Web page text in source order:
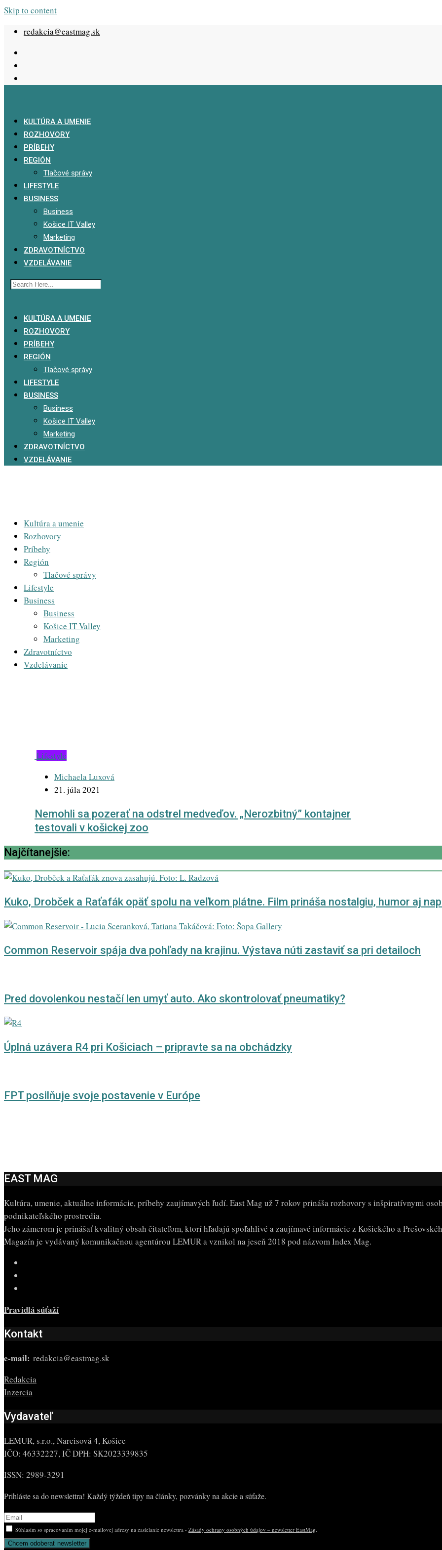
Skip to content
redakcia@eastmag.sk
KULTÚRA A UMENIE
ROZHOVORY
PRÍBEHY
REGIÓN
Tlačové správy
LIFESTYLE
BUSINESS
Business
Košice IT Valley
Marketing
ZDRAVOTNÍCTVO
VZDELÁVANIE
KULTÚRA A UMENIE
ROZHOVORY
PRÍBEHY
REGIÓN
Tlačové správy
LIFESTYLE
BUSINESS
Business
Košice IT Valley
Marketing
ZDRAVOTNÍCTVO
VZDELÁVANIE
Kultúra a umenie
Rozhovory
Príbehy
Región
Tlačové správy
Lifestyle
Business
Business
Košice IT Valley
Marketing
Zdravotníctvo
Vzdelávanie
Lifestyle
Michaela Luxová
21. júla 2021
Nemohli sa pozerať na odstrel medveďov. „Nerozbitný” kontajner
testovali v košickej zoo
Najčítanejšie:
Kuko, Drobček a Raťafák opäť spolu na veľkom plátne. Film prináša nostalgiu, humor aj
Common Reservoir spája dva pohľady na krajinu. Výstava núti zastaviť sa pri detailoch
Pred dovolenkou nestačí len umyť auto. Ako skontrolovať pneumatiky?
Úplná uzávera R4 pri Košiciach – pripravte sa na obchádzky
FPT posilňuje svoje postavenie v Európe
EAST MAG
Kultúra, umenie, aktuálne informácie, príbehy zaujímavých ľudí. East Mag už 7 rokov prináša rozhovory s inšpiratívnymi
podnikateľského prostredia.
Jeho zámerom je prinášať kvalitný obsah čitateľom, ktorí hľadajú spoľahlivé a zaujímavé informácie z Košického a
Magazín je vydávaný komunikačnou agentúrou LEMUR a vznikol na jeseň 2018 pod názvom Index Mag.
Pravidlá súťaží
Kontakt
e-mail: redakcia@eastmag.sk
Redakcia
Inzercia
Vydavateľ
LEMUR, s.r.o., Narcisová 4, Košice
IČO: 46332227, IČ DPH: SK2023339835
ISSN: 2989-3291
Prihláste sa do newslettra! Každý týždeň tipy na články, pozvánky na akcie a súťaže.
Súhlasím so spracovaním mojej e-mailovej adresy na zasielanie newslettra - Zásady ochrany osobných údajov – newsletter EastMag.